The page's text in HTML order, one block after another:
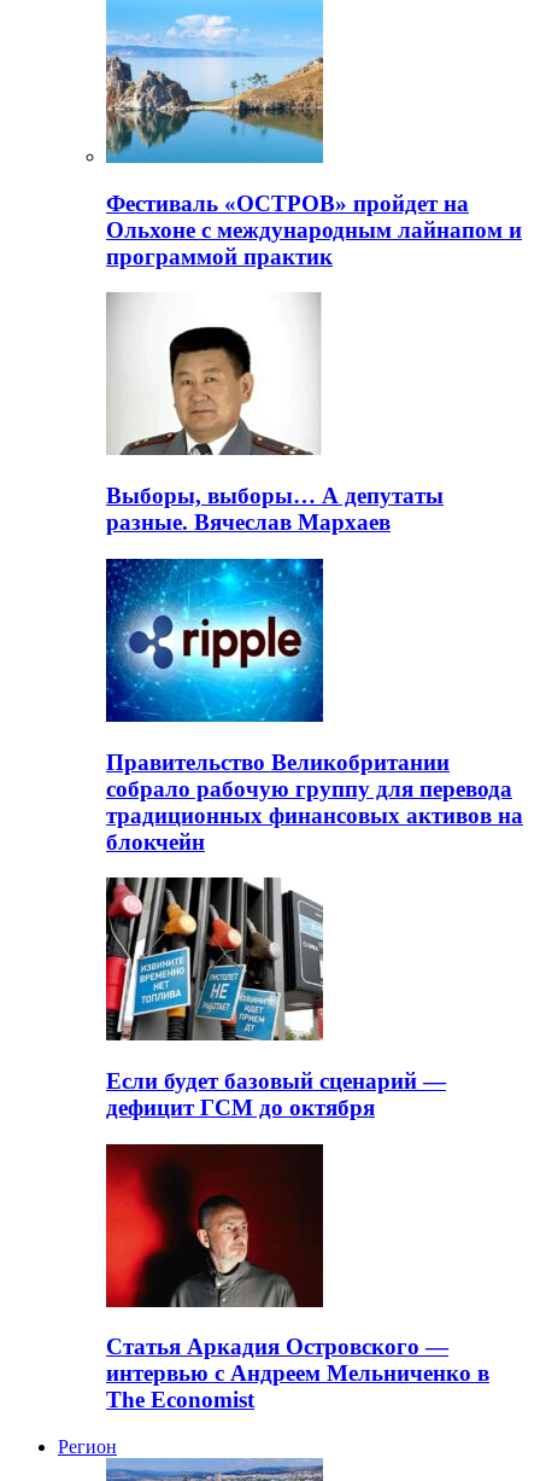
Фестиваль «ОСТРОВ» пройдет на
Ольхоне с международным лайнапом и
программой практик
Выборы, выборы… А депутаты
разные. Вячеслав Мархаев
Правительство Великобритании
собрало рабочую группу для перевода
традиционных финансовых активов на
блокчейн
Если будет базовый сценарий —
дефицит ГСМ до октября
Статья Аркадия Островского —
интервью с Андреем Мельниченко в
The Economist
Регион